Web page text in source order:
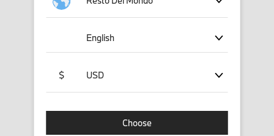
English
$ USD
Choose